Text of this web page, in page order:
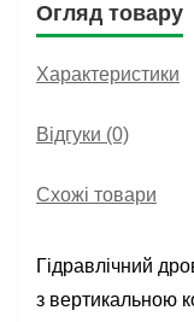
Огляд товару
Характеристики
Відгуки (0)
Схожі товари
Гідравлічний
з вертикальною